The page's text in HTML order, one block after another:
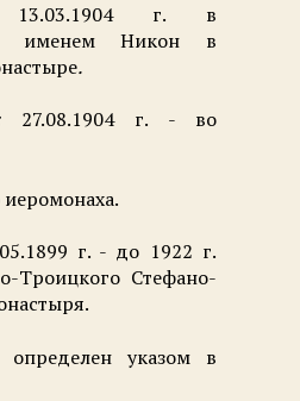
г. в
именем Никон в
.
27.08.1904 г. - во
иеромонаха.
г. - до 1922 г.
Троицкого Стефано-
определен указом в